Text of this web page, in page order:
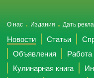
О нас Издания Дать
Новости Статьи
Объявления
Работа
Кулинарная книга